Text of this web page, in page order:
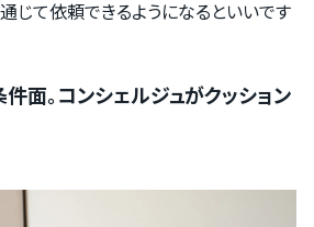
じて依頼できるようになるといいです
面。コンシェルジュがクッション